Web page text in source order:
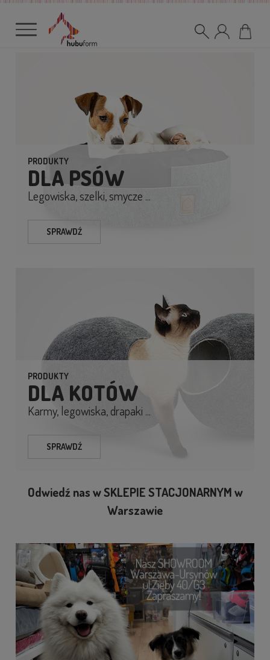
PRODUKTY
DLA PSÓW
Legowiska, szelki, smycze ...
SPRAWDŹ
PRODUKTY
DLA KOTÓW
Karmy, legowiska, drapaki ...
SPRAWDŹ
Odwiedź nas w SKLEPIE STACJONARNYM w
Warszawie